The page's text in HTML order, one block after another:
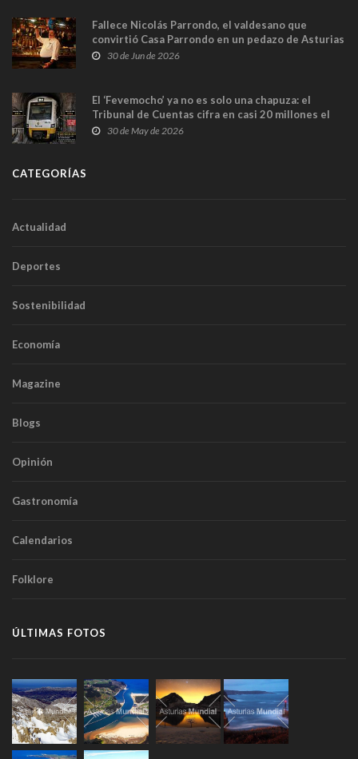
Fallece Nicolás Parrondo, el valdesano que
convirtió Casa Parrondo en un pedazo de Asturias
en Madrid
30 de Jun de 2026
El ‘Fevemocho’ ya no es solo una chapuza: el
Tribunal de Cuentas cifra en casi 20 millones el
sobrecoste de los trenes que no cabían por los
30 de May de 2026
CATEGORÍAS
Actualidad
Deportes
Sostenibilidad
Economía
Magazine
Blogs
Opinión
Gastronomía
Calendarios
Folklore
ÚLTIMAS FOTOS